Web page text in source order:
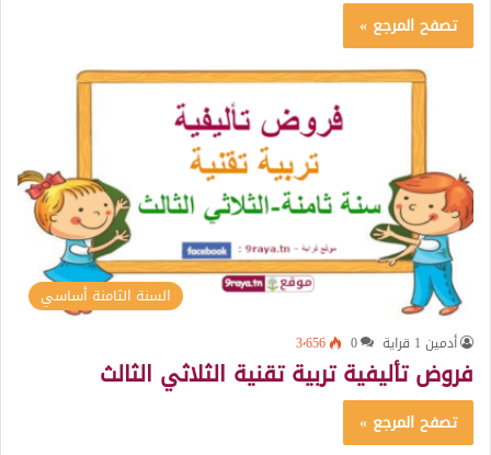
تصفح المرجع »
السنة الثامنة أساسي
أدمين 1 قراية 0 3٬656
فروض تأليفية تربية تقنية الثلاثي الثالث
تصفح المرجع »